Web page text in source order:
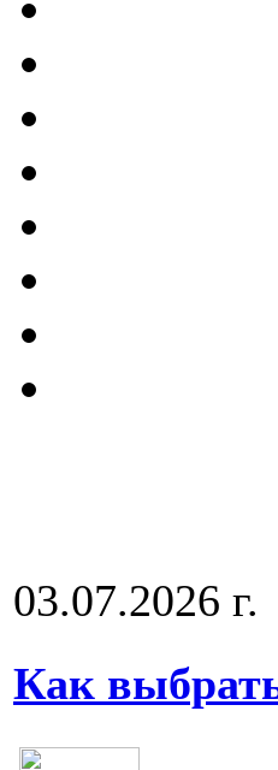
03.07.2026 г.
Как